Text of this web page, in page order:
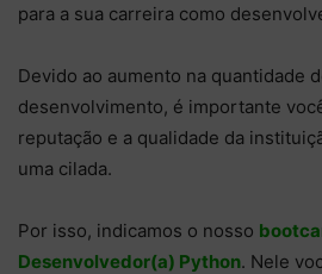
para a sua carreira como
Devido ao aumento na quantidade
desenvolvimento, é importante
reputação e a qualidade da
uma cilada.
Por isso, indicamos o nosso
Desenvolvedor(a) Python. Nele